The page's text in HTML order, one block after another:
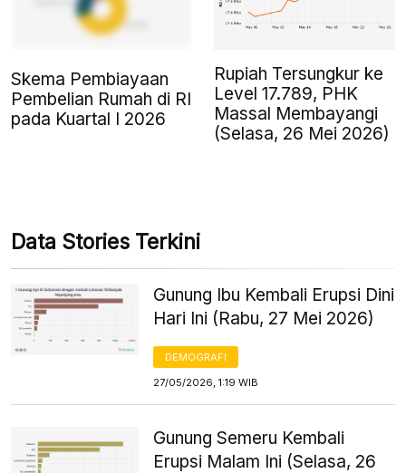
Skema Pembiayaan
Pembelian Rumah di RI
pada Kuartal I 2026
Rupiah Tersungkur ke
Level 17.789, PHK
Massal Membayangi
(Selasa, 26 Mei 2026)
Data Stories Terkini
Gunung Ibu Kembali Erupsi Dini
Hari Ini (Rabu, 27 Mei 2026)
DEMOGRAFI
27/05/2026, 1:19 WIB
Gunung Semeru Kembali
Erupsi Malam Ini (Selasa, 26